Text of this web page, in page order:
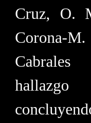
Cruz, O.
Corona-